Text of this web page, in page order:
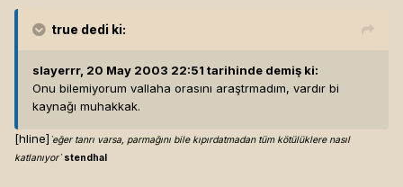
true dedi ki:
slayerrr, 20 May 2003 22:51 tarihinde demiş ki:
Onu bilemiyorum vallaha orasını araştrmadım, vardır bi
kaynağı muhakkak.
[hline] `eğer tanrı varsa, parmağını bile kıpırdatmadan tüm kötülüklere nasıl
katlanıyor` stendhal